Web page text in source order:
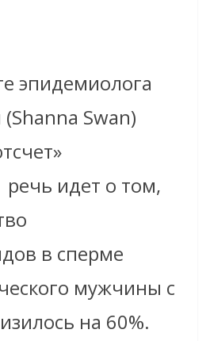
эпидемиолога
Swan)
идет о том,
в сперме
мужчины с
на 60%.